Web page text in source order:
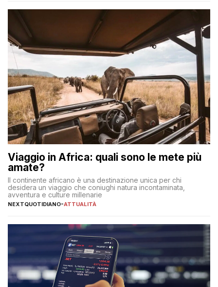
sul […]
Viaggio in Africa: quali sono le mete più
amate?
Il continente africano è una destinazione unica per chi
desidera un viaggio che coniughi natura incontaminata,
avventura e culture millenarie
NEXTQUOTIDIANO-ATTUALITÀ